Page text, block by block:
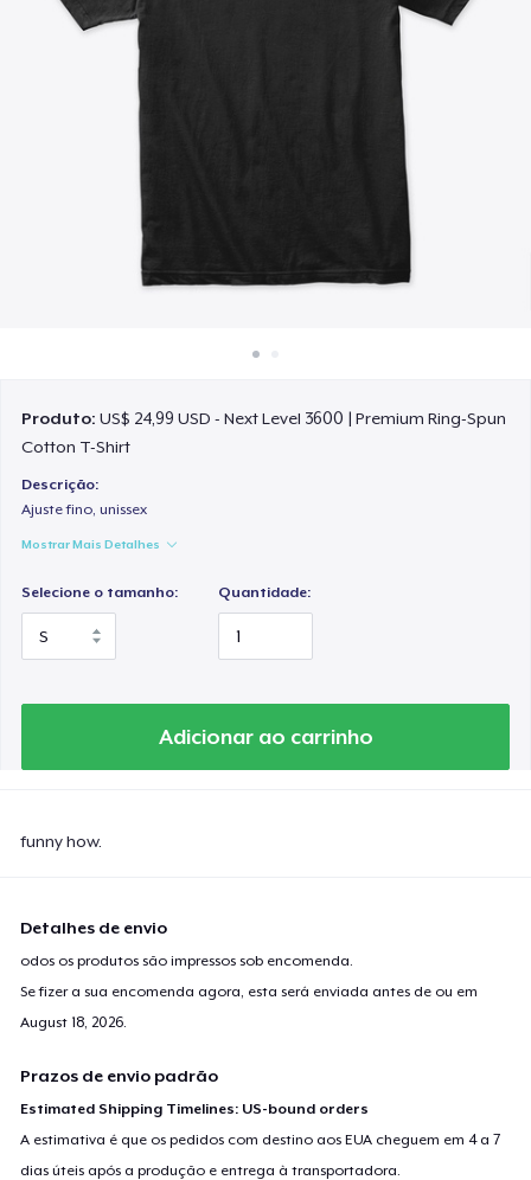
Produto:US$ 24,99 USD - Next Level 3600 | Premium Ring-Spun
Cotton T-Shirt
Descrição:
Ajuste fino, unissex
Mostrar Mais Detalhes
Selecione o tamanho: Quantidade:
Adicionar ao carrinho
funny how.
Detalhes de envio
odos os produtos são impressos sob encomenda.
Se fizer a sua encomenda agora, esta será enviada antes de ou em
August 18, 2026
Prazos de envio padrão
Estimated Shipping Timelines: US-bound orders
A estimativa é que os pedidos com destino aos EUA cheguem em 4 a 7
dias úteis após a produção e entrega à transportadora.